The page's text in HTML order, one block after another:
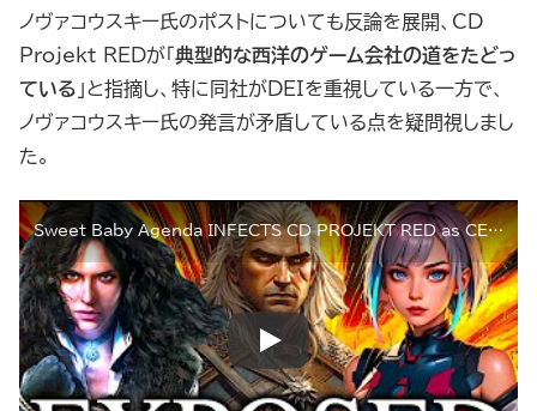
ノヴァコウスキー氏のポストについても反論を展開、CD
Projekt REDが「 典型的な西洋のゲーム会社の道をたどっ
ている 」と指摘し、特に同社がDEIを重視している一方で、
ノヴァコウスキー氏の発言が矛盾している点を疑問視しまし
た。
Sweet Baby Agenda INFECTS CD PROJEKT RED as CEO Panics + EndymionTv SWARMED by Woke Freaks